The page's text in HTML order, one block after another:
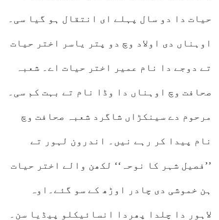
حیات دا دو سال پہلے ای انتقال ہو گیا سی۔
اوہناں دی اولاد وچ دو پتر یاسر اختر حیات
تے دوجے دا نام عمیر اختر حیات اے۔ شعبہ
صحافت وچ اوہناں دا وڈا نام تے بہت کم سی۔
مرحوم دے سینکڑاں شاگرد شعبہ صحافت وچ
نام پیدا کر رہے نیں۔ اندرون لہور تے
’’فصیل شہر کا نوحہ‘‘ لکھن والے اختر حیات
ہن خموشی دی چادر اوڑھ کے سو گئے۔اوہ
لاہور دا چلدا پھردا انسائیکلو پیڈیا سن۔